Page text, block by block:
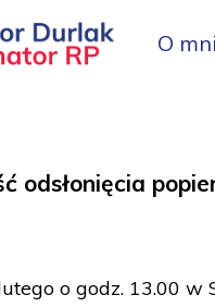
odsłonięcia
o godz. 13.00 w
O